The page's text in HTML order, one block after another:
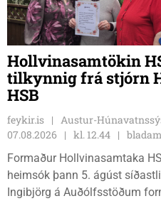
Hollvinasamtökin
tilkynnig frá stjórn
HSB
feykir.is
Austur-
07.08.2026
kl. 12.44
Formaður Hollvinasamtaka
heimsók þann 5. ágúst
Ingibjörg á Auðólfsstöðum